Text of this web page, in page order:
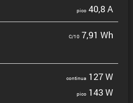
pico 40,8 A
C/10 7,91 Wh
continua 127 W
pico 143 W